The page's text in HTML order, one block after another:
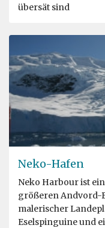
übersät sind
Neko-Hafen
Neko Harbour ist
größeren Andvord-
malerischer
Eselspinguine und